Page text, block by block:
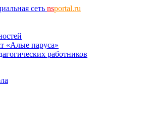
сеть nsportal.ru
«Алые паруса»
работников